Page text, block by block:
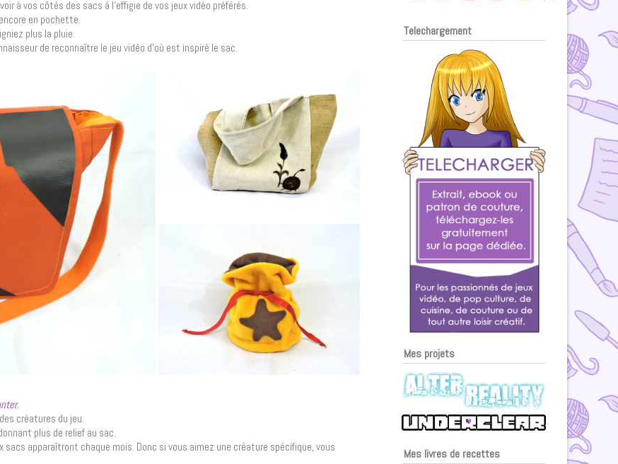
à vos côtés des sacs à l’effigie de vos jeux vidéo préférés.
en pochette.
plus la pluie.
de reconnaître le jeu vidéo d’où est inspiré le sac.
.
créatures du jeu.
plus de relief au sac.
apparaîtront chaque mois. Donc si vous aimez une créature spécifique, vous
Telechargement
Mes projets
Mes livres de recettes